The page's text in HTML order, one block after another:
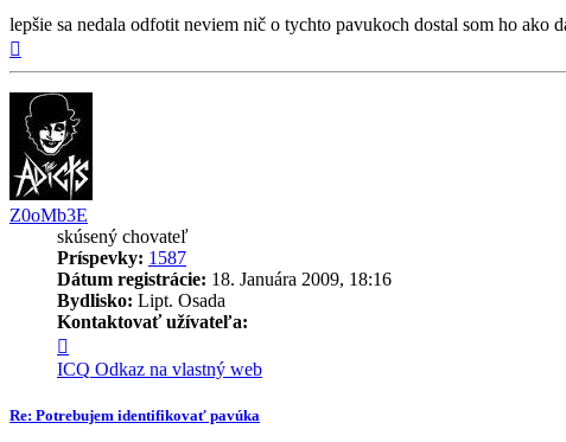
lepšie sa nedala odfotit neviem nič o tychto pavukoch dostal som ho ako
Z0oMb3E
skúsený chovateľ
Príspevky: 1587
Dátum registrácie: 18. Januára 2009, 18:16
Bydlisko: Lipt. Osada
Kontaktovať užívateľa:
informácie
užívateľa
-
Z0oMb3E
ICQ Odkaz na vlastný web
Re: Potrebujem identifikovať pavúka